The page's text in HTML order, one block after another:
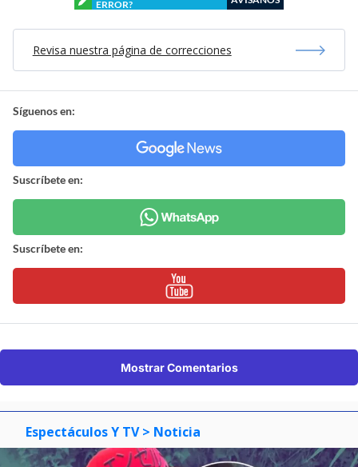
ERROR?
Revisa nuestra página de correcciones
Síguenos en:
Suscríbete en:
Suscríbete en:
Mostrar Comentarios
Espectáculos Y TV > Noticia